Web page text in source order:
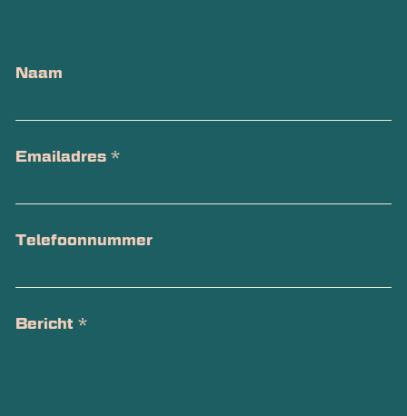
Naam
Emailadres *
Telefoonnummer
Bericht *